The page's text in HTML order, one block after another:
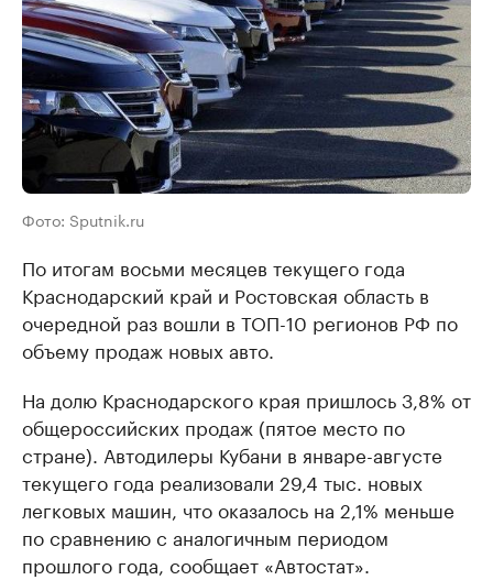
Фото: Sputnik.ru
По итогам восьми месяцев текущего года
Краснодарский край и Ростовская область в
очередной раз вошли в ТОП-10 регионов РФ по
объему продаж новых авто.
На долю Краснодарского края пришлось 3,8% от
общероссийских продаж (пятое место по
стране). Автодилеры Кубани в январе-августе
текущего года реализовали 29,4 тыс. новых
легковых машин, что оказалось на 2,1% меньше
по сравнению с аналогичным периодом
прошлого года, сообщает «Автостат».